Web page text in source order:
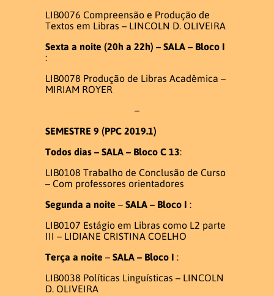
LIB0076 Compreensão e Produção de
Textos em Libras – LINCOLN D. OLIVEIRA
Sexta a noite (20h a 22h) – SALA – Bloco I
:
LIB0078 Produção de Libras Acadêmica –
MIRIAM ROYER
–
SEMESTRE 9 (PPC 2019.1)
Todos dias – SALA – Bloco C 13:
LIB0108 Trabalho de Conclusão de Curso
– Com professores orientadores
Segunda a noite – SALA – Bloco I :
LIB0107 Estágio em Libras como L2 parte
III – LIDIANE CRISTINA COELHO
Terça a noite – SALA – Bloco I :
LIB0038 Políticas Linguísticas – LINCOLN
D. OLIVEIRA